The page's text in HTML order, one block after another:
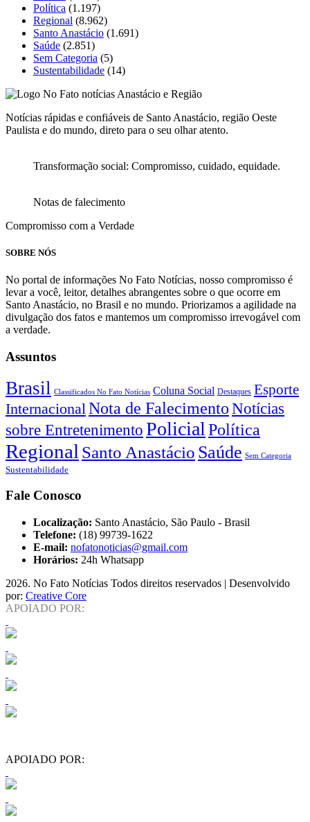
Política (1.197)
Regional (8.962)
Santo Anastácio (1.691)
Saúde (2.851)
Sem Categoria (5)
Sustentabilidade (14)
Notícias rápidas e confiáveis de Santo Anastácio, região Oeste
Paulista e do mundo, direto para o seu olhar atento.
Transformação social: Compromisso, cuidado, equidade.
Notas de falecimento
Compromisso com a Verdade
SOBRE NÓS
No portal de informações No Fato Notícias, nosso compromisso é
levar a você, leitor, detalhes abrangentes sobre o que ocorre em
Santo Anastácio, no Brasil e no mundo. Priorizamos a agilidade na
divulgação dos fatos e mantemos um compromisso irrevogável com
a verdade.
Assuntos
Brasil Classificados No Fato Notícias Coluna Social Destaques Esporte
Internacional Nota de FalecimentoNotícias
sobre EntretenimentoPolicial Política
Regional Santo Anastácio Saúde Sem Categoria
Sustentabilidade
Fale Conosco
Localização: Santo Anastácio, São Paulo - Brasil
Telefone: (18) 99739-1622
E-mail: nofatonoticias@gmail.com
Horários: 24h Whatsapp
2026. No Fato Notícias Todos direitos reservados | Desenvolvido
por: Creative Core
APOIADO POR:
APOIADO POR: